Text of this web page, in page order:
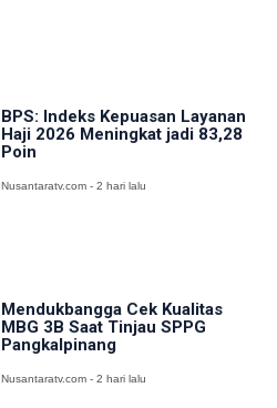
BPS: Indeks Kepuasan Layanan
Haji 2026 Meningkat jadi 83,28
Poin
Nusantaratv.com - 2 hari lalu
Mendukbangga Cek Kualitas
MBG 3B Saat Tinjau SPPG
Pangkalpinang
Nusantaratv.com - 2 hari lalu